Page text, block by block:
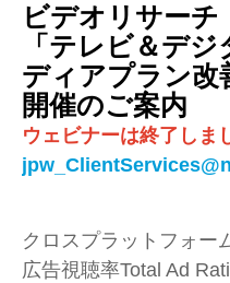
ビデオリサー
「テレビ＆デ
ディアプラン改
開催のご案内
ウェビナーは終了しま
クロスプラットフォー
広告視聴率Total Ad